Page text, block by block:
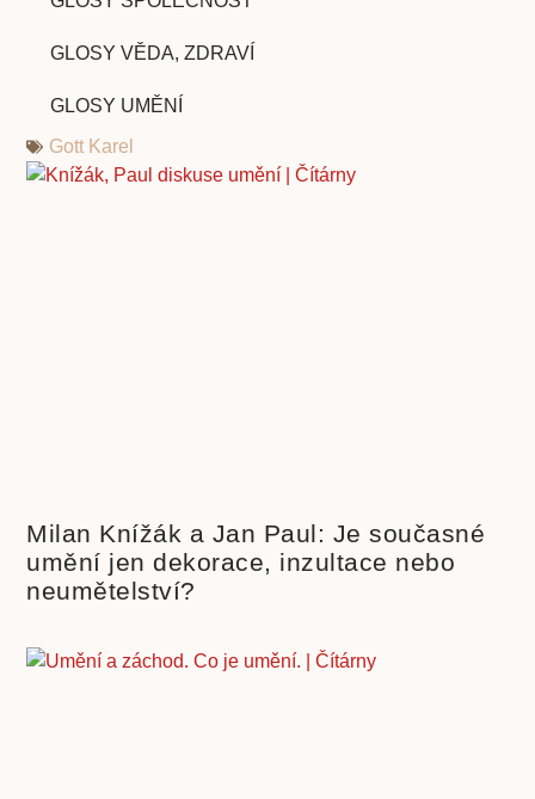
GLOSY VĚDA, ZDRAVÍ
GLOSY UMĚNÍ
Gott Karel
Milan Knížák a Jan Paul: Je současné
umění jen dekorace, inzultace nebo
neumětelství?